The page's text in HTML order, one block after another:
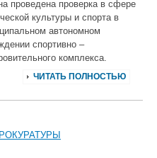
проведена проверка в сфере
культуры и спорта в
автономном
спортивно –
комплекса.
ЧИТАТЬ ПОЛНОСТЬЮ